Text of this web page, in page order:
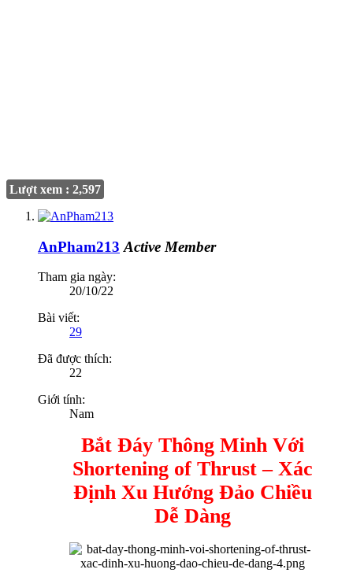
Lượt xem : 2,597
AnPham213 Active Member
Tham gia ngày:
20/10/22
Bài viết:
29
Đã được thích:
22
Giới tính:
Nam
Bắt Đáy Thông Minh Với
Shortening of Thrust – Xác
Định Xu Hướng Đảo Chiều
Dễ Dàng